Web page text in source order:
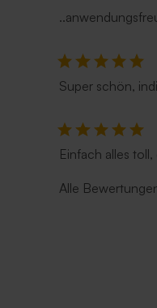
Super schön,
Einfach alles toll,
Alle